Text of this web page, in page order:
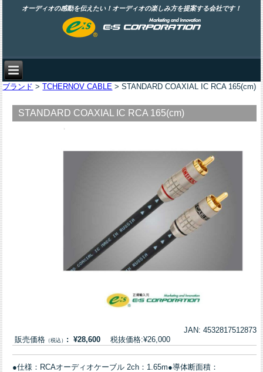
オーディオの感動を伝えたい！オーディオの楽しみ方を提案する会社です！
ブランド >TCHERNOV CABLE > STANDARD COAXIAL IC RCA 165(cm)
STANDARD COAXIAL IC RCA 165(cm)
JAN: 4532817512873
販売価格 （税込） : ¥28,600 税抜価格:¥26,000
●仕様：RCAオーディオケーブル 2ch：1.65m●導体断面積：